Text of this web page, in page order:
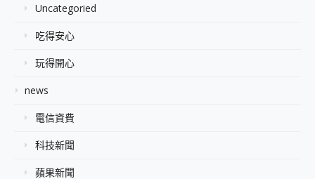
Uncategoried
吃得安心
玩得開心
news
電信資費
科技新聞
蘋果新聞